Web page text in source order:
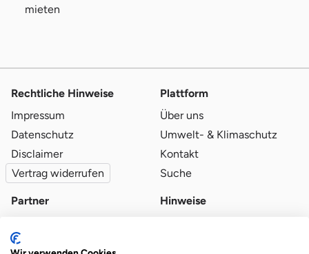
mieten
Rechtliche Hinweise
Impressum
Datenschutz
Disclaimer
Vertrag widerrufen
Plattform
Über uns
Umwelt- & Klimaschutz
Kontakt
Suche
Partner
Qualitätsvoraussetzungen
Hinweise